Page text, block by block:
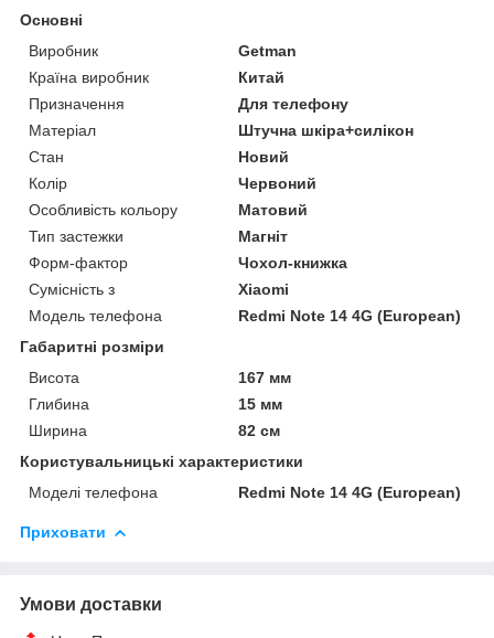
Основні
Виробник
Getman
Країна виробник
Китай
Призначення
Для телефону
Матеріал
Штучна шкіра+силікон
Стан
Новий
Колір
Червоний
Особливість кольору
Матовий
Тип застежки
Магніт
Форм-фактор
Чохол-книжка
Сумісність з
Xiaomi
Модель телефона
Redmi Note 14 4G (European)
Габаритні розміри
Висота
167 мм
Глибина
15 мм
Ширина
82 см
Користувальницькі характеристики
Моделі телефона
Redmi Note 14 4G (European)
Приховати
Умови доставки